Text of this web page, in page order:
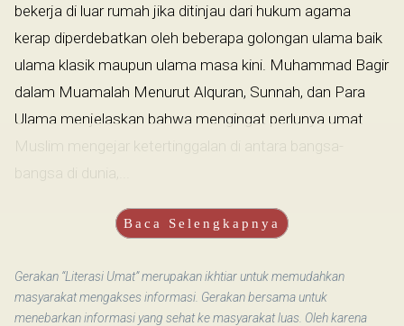
bekerja di luar rumah jika ditinjau dari hukum agama
kerap diperdebatkan oleh beberapa golongan ulama baik
ulama klasik maupun ulama masa kini. Muhammad Bagir
dalam Muamalah Menurut Alquran, Sunnah, dan Para
Ulama menjelaskan bahwa mengingat perlunya umat
Muslim mengejar ketertinggalan di antara bangsa-
bangsa di dunia,...
Baca Selengkapnya
Gerakan “Literasi Umat” merupakan ikhtiar untuk memudahkan
masyarakat mengakses informasi. Gerakan bersama untuk
menebarkan informasi yang sehat ke masyarakat luas. Oleh karena